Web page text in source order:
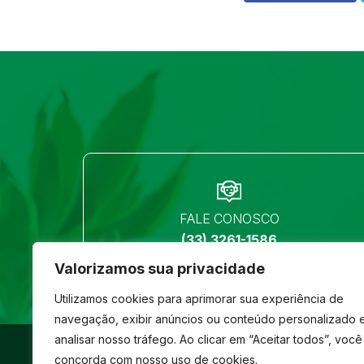
Valorizamos sua privacidade
Utilizamos cookies para aprimorar sua experiência de
navegação, exibir anúncios ou conteúdo personalizado
analisar nosso tráfego. Ao clicar em “Aceitar todos”, você
concorda com nosso uso de cookies.
FALE CONOSCO
(33) 3261-1586
© São José- Todos os direitos reservados